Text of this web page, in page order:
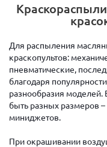
Для распыления
краскопультов:
пневматические,
благодаря
разнообразия
быть разных размеров
миниджетов.
При окрашивании